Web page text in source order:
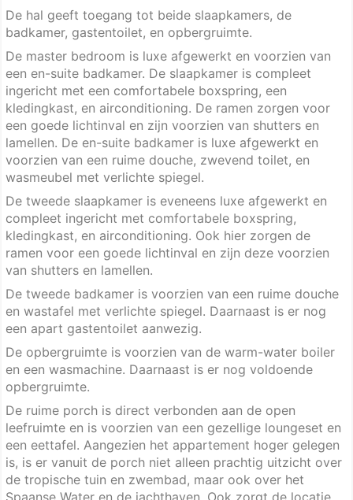
De hal geeft toegang tot beide slaapkamers, de
badkamer, gastentoilet, en opbergruimte.
De master bedroom is luxe afgewerkt en voorzien van
een en-suite badkamer. De slaapkamer is compleet
ingericht met een comfortabele boxspring, een
kledingkast, en airconditioning. De ramen zorgen voor
een goede lichtinval en zijn voorzien van shutters en
lamellen. De en-suite badkamer is luxe afgewerkt en
voorzien van een ruime douche, zwevend toilet, en
wasmeubel met verlichte spiegel.
De tweede slaapkamer is eveneens luxe afgewerkt en
compleet ingericht met comfortabele boxspring,
kledingkast, en airconditioning. Ook hier zorgen de
ramen voor een goede lichtinval en zijn deze voorzien
van shutters en lamellen.
De tweede badkamer is voorzien van een ruime douche
en wastafel met verlichte spiegel. Daarnaast is er nog
een apart gastentoilet aanwezig.
De opbergruimte is voorzien van de warm-water boiler
en een wasmachine. Daarnaast is er nog voldoende
opbergruimte.
De ruime porch is direct verbonden aan de open
leefruimte en is voorzien van een gezellige loungeset en
een eettafel. Aangezien het appartement hoger gelegen
is, is er vanuit de porch niet alleen prachtig uitzicht over
de tropische tuin en zwembad, maar ook over het
Spaanse Water en de jachthaven. Ook zorgt de locatie